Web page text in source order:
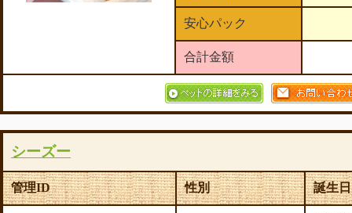
安心パック
合計金額
シーズー
管理ID 性別 誕生日